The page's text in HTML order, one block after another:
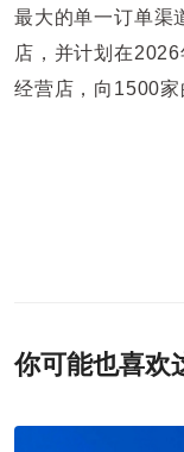
最大的单一订单渠
店，并计划在
经营店，向1500家
你可能也喜欢